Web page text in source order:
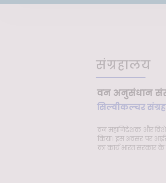
संग्रहालय
वन अनुसंधान
सिल्वीकल्चर
वन महानिदेशक और
किया। इस अवसर पर
का कार्य भारत सरकार के